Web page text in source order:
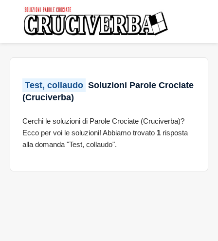
Test, collaudo Soluzioni Parole Crociate
(Cruciverba)
Cerchi le soluzioni di Parole Crociate (Cruciverba)?
Ecco per voi le soluzioni! Abbiamo trovato 1 risposta
alla domanda "Test, collaudo".